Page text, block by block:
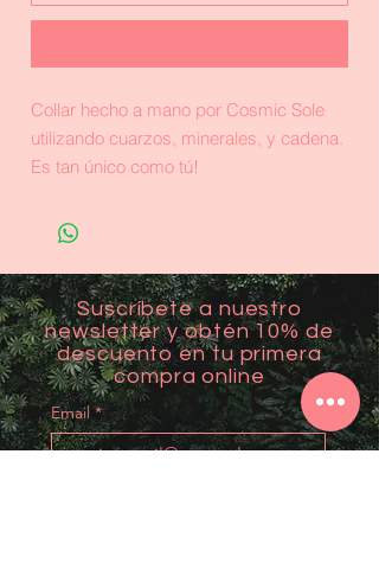
Collar hecho a mano por Cosmic Sole
utilizando cuarzos, minerales, y cadena.
Es tan único como tú!
Email *
Suscríbete a nuestro
newsletter y obtén 10% de
descuento en tu primera
compra online